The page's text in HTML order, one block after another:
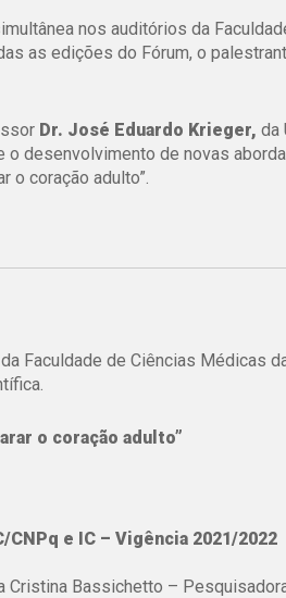
nos auditórios da
as edições do Fórum, o
Dr. José Eduardo Krieger, da
desenvolvimento de novas
o coração adulto”.
Faculdade de Ciências Médicas
o coração adulto”
CNPq e IC – Vigência 2021/2022
Cristina Bassichetto –